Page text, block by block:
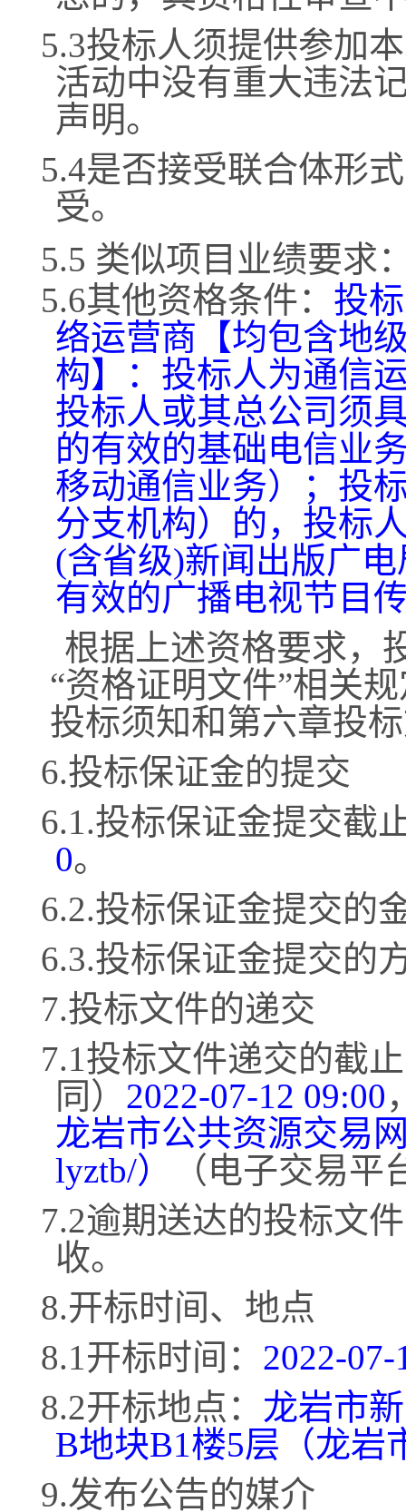
5.3投标人须提供参加
活动中没有重大违法
声明。
5.4是否接受联合体形
受。
5.5 类似项目业绩要求
5.6其他资格条件： 投
络运营商【均包含地
构】：投标人为通信
投标人或其总公司须
的有效的基础电信业
移动通信业务）；投
分支机构）的，投标
(含省级)新闻出版广
有效的广播电视节目
根据上述资格要求，
“资格证明文件”相关
投标须知和第六章投
6.投标保证金的提交
6.1.投标保证金提交截
0。
6.2.投标保证金提交的
6.3.投标保证金提交的
7.投标文件的递交
7.1投标文件递交的截
同） 2022-07-12 09:00
龙岩市公共资源交易
lyztb/）
（电子交易
7.2逾期送达的投标文
收。
8.开标时间、地点
8.1开标时间： 2022-07-
8.2开标地点： 龙岩市
B地块B1楼5层（龙岩
9.发布公告的媒介